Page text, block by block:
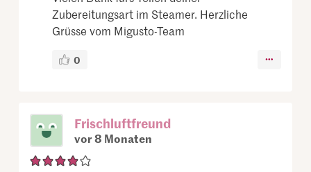
Zubereitungsart im Steamer. Herzliche
Grüsse vom Migusto-Team
0
Frischluftfreund
vor 8 Monaten